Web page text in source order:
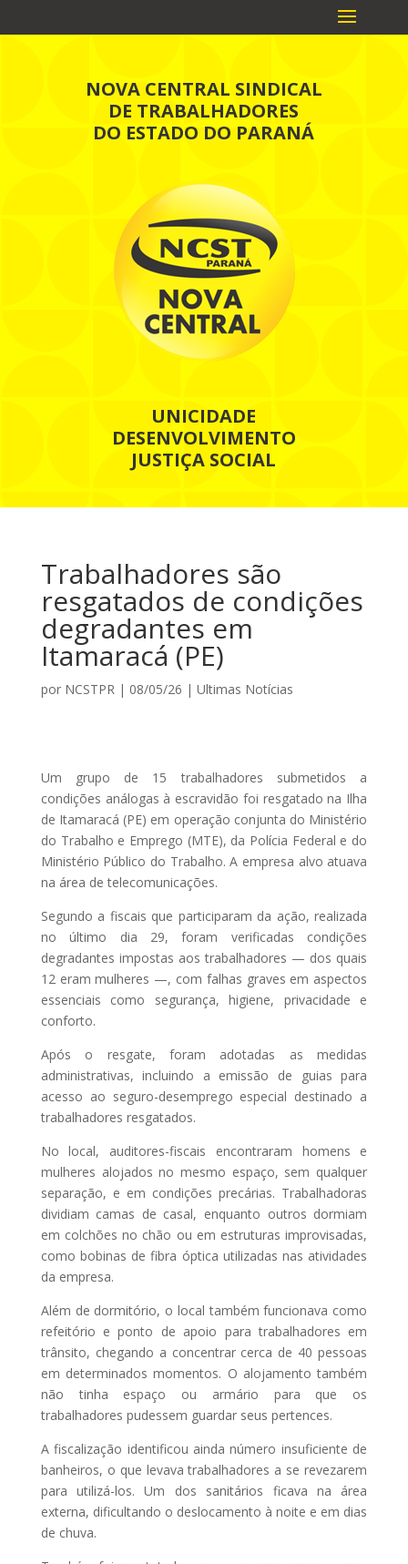
NOVA CENTRAL SINDICAL
DE TRABALHADORES
DO ESTADO DO PARANÁ
UNICIDADE
DESENVOLVIMENTO
JUSTIÇA SOCIAL
Trabalhadores são
resgatados de condições
degradantes em
Itamaracá (PE)
por NCSTPR| 08/05/26 | Ultimas Notícias
Um grupo de 15 trabalhadores submetidos a
condições análogas à escravidão foi resgatado na Ilha
de Itamaracá (PE) em operação conjunta do Ministério
do Trabalho e Emprego (MTE), da Polícia Federal e do
Ministério Público do Trabalho. A empresa alvo atuava
na área de telecomunicações.
Segundo a fiscais que participaram da ação, realizada
no último dia 29, foram verificadas condições
degradantes impostas aos trabalhadores — dos quais
12 eram mulheres —, com falhas graves em aspectos
essenciais como segurança, higiene, privacidade e
conforto.
Após o resgate, foram adotadas as medidas
administrativas, incluindo a emissão de guias para
acesso ao seguro-desemprego especial destinado a
trabalhadores resgatados.
No local, auditores-fiscais encontraram homens e
mulheres alojados no mesmo espaço, sem qualquer
separação, e em condições precárias. Trabalhadoras
dividiam camas de casal, enquanto outros dormiam
em colchões no chão ou em estruturas improvisadas,
como bobinas de fibra óptica utilizadas nas atividades
da empresa.
Além de dormitório, o local também funcionava como
refeitório e ponto de apoio para trabalhadores em
trânsito, chegando a concentrar cerca de 40 pessoas
em determinados momentos. O alojamento também
não tinha espaço ou armário para que os
trabalhadores pudessem guardar seus pertences.
A fiscalização identificou ainda número insuficiente de
banheiros, o que levava trabalhadores a se revezarem
para utilizá-los. Um dos sanitários ficava na área
externa, dificultando o deslocamento à noite e em dias
de chuva.